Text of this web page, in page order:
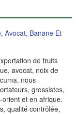
Avocat, Banane Et
de fruits
avocat, noix de
nous
grossistes,
et en afrique.
qualité contrôlée,